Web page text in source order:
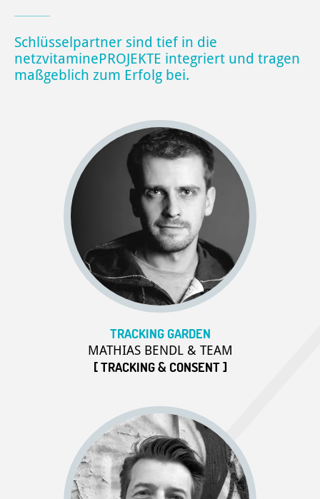
Schlüsselpartner sind tief in die
netzvitaminePROJEKTE integriert und tragen
maßgeblich zum Erfolg bei.
TRACKING GARDEN
MATHIAS BENDL & TEAM
[ TRACKING & CONSENT ]